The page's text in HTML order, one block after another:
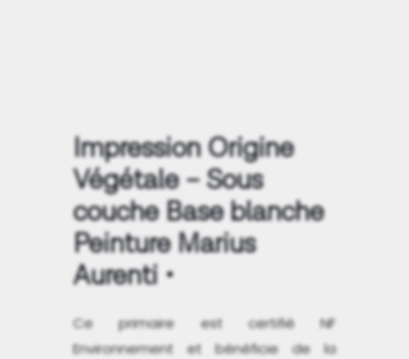
Impression Origine
Végétale – Sous
couche Base blanche
Peinture Marius
Aurenti
Ce primaire est certifié NF
Environnement et bénéficie de la